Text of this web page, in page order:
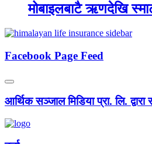
मोबाइलबाटै ऋणदेखि
Facebook Page Feed
आर्थिक सञ्जाल मिडिया प्रा. लि. द्वारा